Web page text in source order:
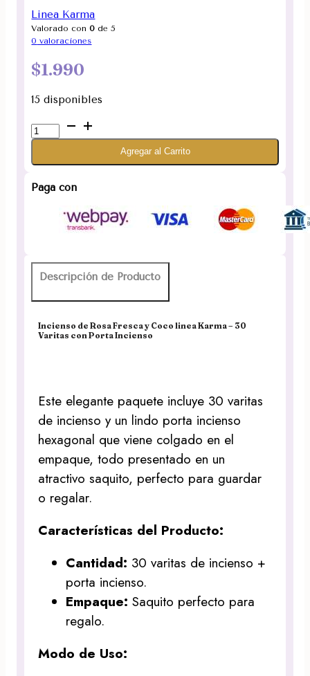
Linea Karma
Valorado con0 de 5
0 valoraciones
$1.990
15 disponibles
Incienso
de
y
Agregar al Carrito
Paga con
Descripción de Producto
Incienso de Rosa Fresca y Coco linea Karma – 30
Varitas con Porta Incienso
Este elegante paquete incluye 30 varitas
de incienso y un lindo porta incienso
hexagonal que viene colgado en el
empaque, todo presentado en un
atractivo saquito, perfecto para guardar
o regalar.
Características del Producto:
Cantidad: 30 varitas de incienso +
porta incienso.
Empaque: Saquito perfecto para
regalo.
Modo de Uso: